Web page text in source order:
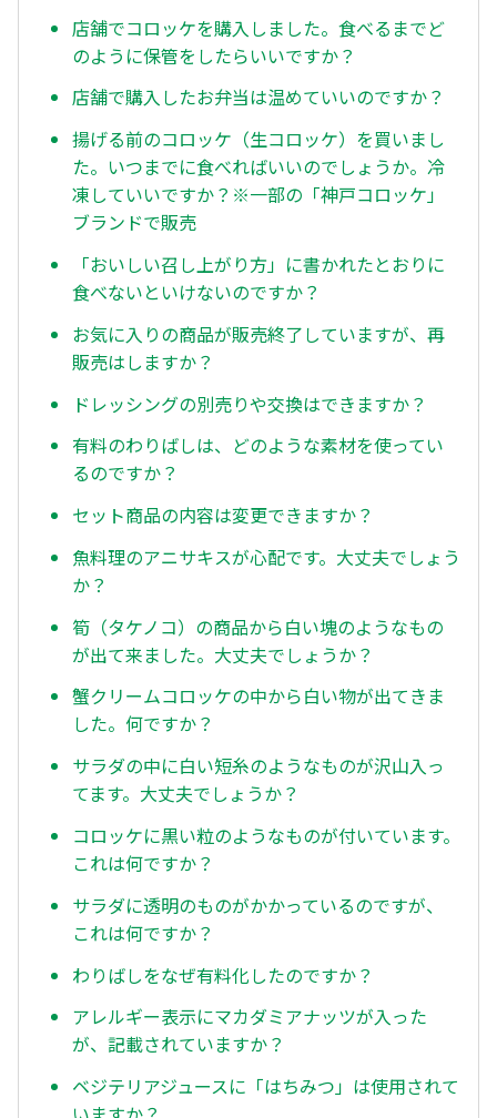
店舗でコロッケを購入しました。食べるまでど
のように保管をしたらいいですか？
店舗で購入したお弁当は温めていいのですか？
揚げる前のコロッケ（生コロッケ）を買いまし
た。いつまでに食べればいいのでしょうか。冷
凍していいですか？※一部の「神戸コロッケ」
ブランドで販売
「おいしい召し上がり方」に書かれたとおりに
食べないといけないのですか？
お気に入りの商品が販売終了していますが、再
販売はしますか？
ドレッシングの別売りや交換はできますか？
有料のわりばしは、どのような素材を使ってい
るのですか？
セット商品の内容は変更できますか？
魚料理のアニサキスが心配です。大丈夫でしょう
か？
筍（タケノコ）の商品から白い塊のようなもの
が出て来ました。大丈夫でしょうか？
蟹クリームコロッケの中から白い物が出てきま
した。何ですか？
サラダの中に白い短糸のようなものが沢山入っ
てます。大丈夫でしょうか？
コロッケに黒い粒のようなものが付いています。
これは何ですか？
サラダに透明のものがかかっているのですが、
これは何ですか？
わりばしをなぜ有料化したのですか？
アレルギー表示にマカダミアナッツが入った
が、記載されていますか？
ベジテリアジュースに「はちみつ」は使用されて